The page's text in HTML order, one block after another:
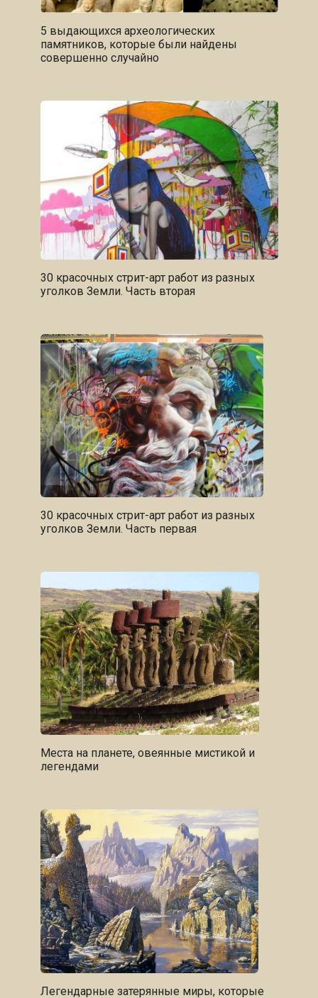
5 выдающихся археологических
памятников, которые были найдены
совершенно случайно
30 красочных стрит-арт работ из разных
уголков Земли. Часть вторая
30 красочных стрит-арт работ из разных
уголков Земли. Часть первая
Места на планете, овеянные мистикой и
легендами
Легендарные затерянные миры, которые